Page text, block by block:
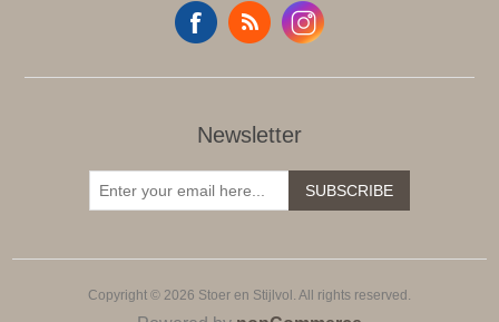
Newsletter
SUBSCRIBE
Copyright © 2026 Stoer en Stijlvol. All rights reserved.